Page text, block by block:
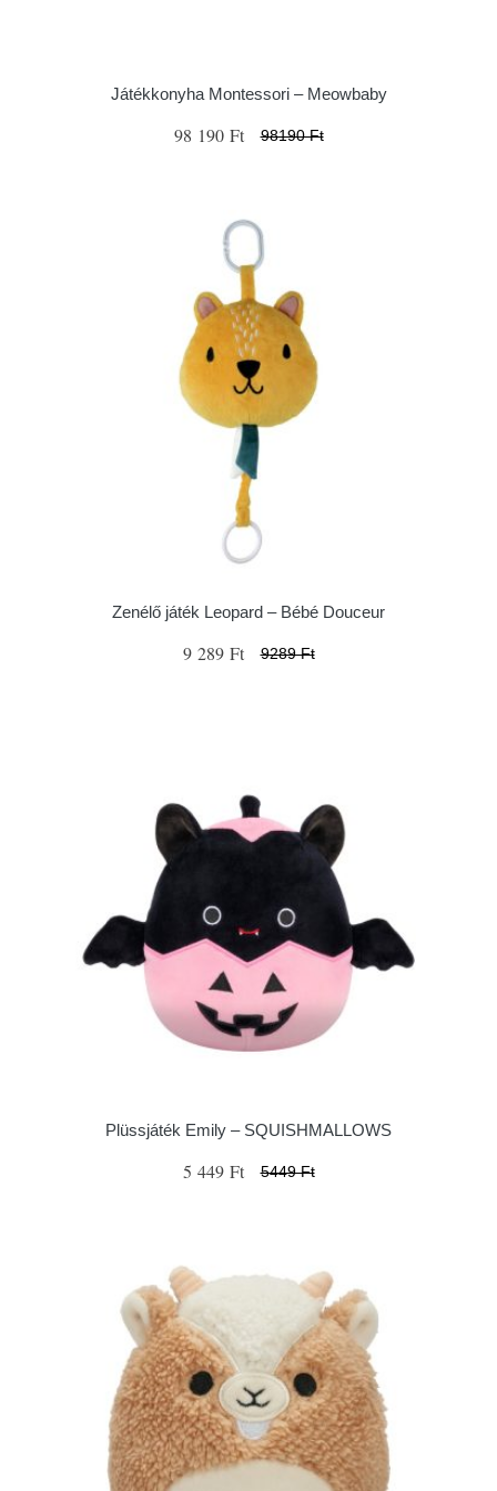
Játékkonyha Montessori – Meowbaby
98 190 Ft 98190 Ft
Zenélő játék Leopard – Bébé Douceur
9 289 Ft 9289 Ft
Plüssjáték Emily – SQUISHMALLOWS
5 449 Ft 5449 Ft